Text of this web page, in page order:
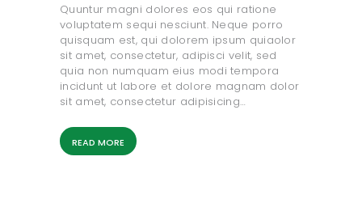
Quuntur magni dolores eos qui ratione
voluptatem sequi nesciunt. Neque porro
quisquam est, qui dolorem ipsum quiaolor
sit amet, consectetur, adipisci velit, sed
quia non numquam eius modi tempora
incidunt ut labore et dolore magnam dolor
sit amet, consectetur adipisicing…
READ MORE